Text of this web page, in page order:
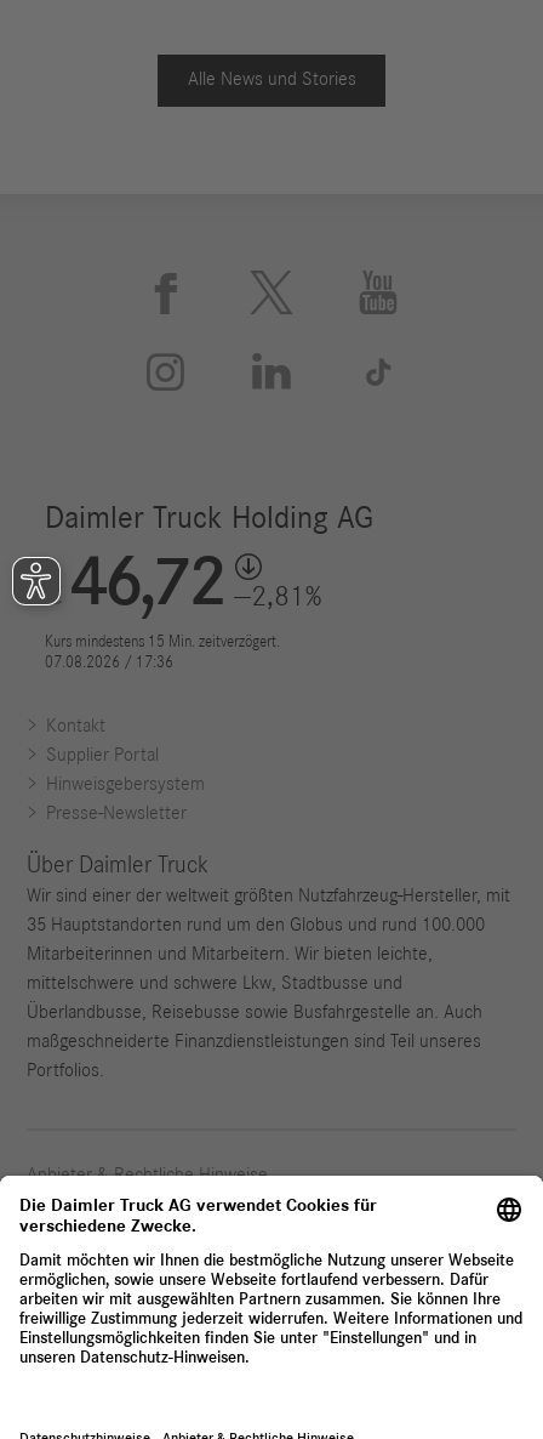
Alle News und Stories
 


 
Kontakt
Supplier Portal
Hinweisgebersystem
Presse-Newsletter
Über Daimler Truck
Wir sind einer der weltweit größten Nutzfahrzeug-Hersteller, mit
35 Hauptstandorten rund um den Globus und rund 100.000
Mitarbeiterinnen und Mitarbeitern. Wir bieten leichte,
mittelschwere und schwere Lkw, Stadtbusse und
Überlandbusse, Reisebusse sowie Busfahrgestelle an. Auch
maßgeschneiderte Finanzdienstleistungen sind Teil unseres
Portfolios.
Anbieter & Rechtliche Hinweise
Datenschutz